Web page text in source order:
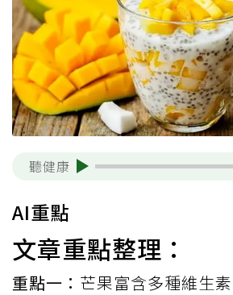
聽健康
AI重點
文章重點整理：
重點一： 芒果富含多種維生